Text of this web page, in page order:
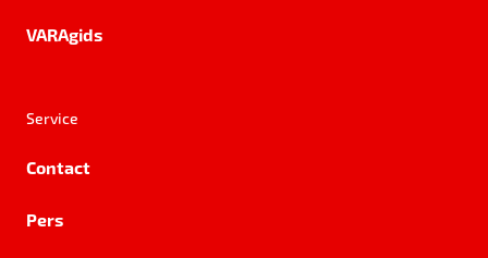
VARAgids
Service
Contact
Pers